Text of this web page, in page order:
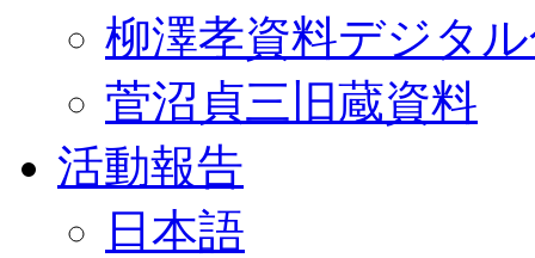
柳澤孝資料デジタ
菅沼貞三旧蔵資料
活動報告
日本語